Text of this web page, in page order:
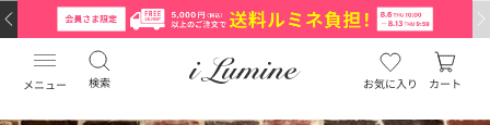
メニュー 検索 お気に入り カート